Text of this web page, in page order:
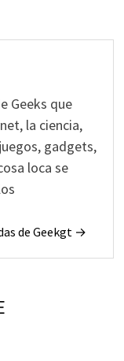
Geeks que
la ciencia,
gadgets,
loca se
de Geekgt →